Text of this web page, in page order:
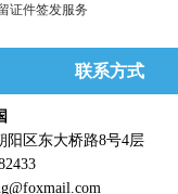
证件签发服务
联系方式
阳区东大桥路8号4层